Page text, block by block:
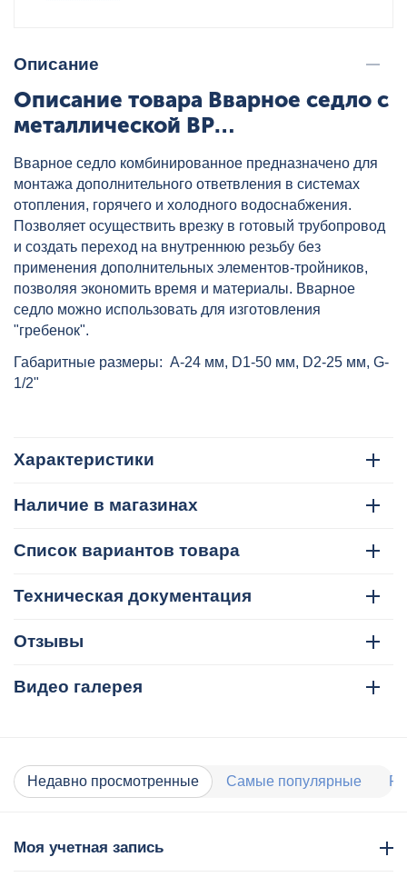
Описание
Описание товара Вварное седло с
металлической ВР
HEISSKRAFT, артикул: 3275020
Вварное седло комбинированное предназначено для
монтажа дополнительного ответвления в системах
отопления, горячего и холодного водоснабжения.
Позволяет осуществить врезку в готовый трубопровод
и создать переход на внутреннюю резьбу без
применения дополнительных элементов-тройников,
позволяя экономить время и материалы. Вварное
седло можно использовать для изготовления
"гребенок".
Габаритные размеры: A-24 мм, D1-50 мм, D2-25 мм, G-
1/2"
Характеристики
Наличие в магазинах
Список вариантов товара
Техническая документация
Отзывы
Видео галерея
Недавно просмотренные Самые популярные
Моя учетная запись